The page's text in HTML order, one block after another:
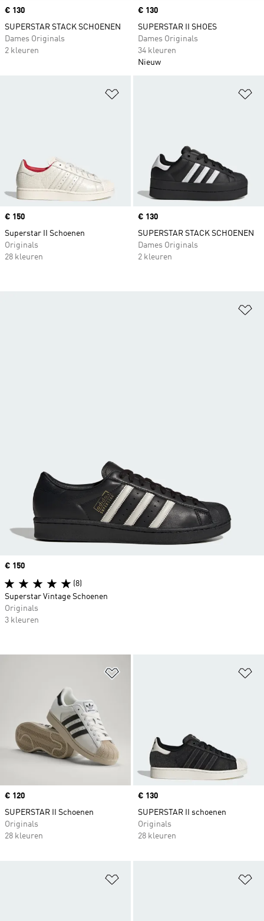
Price
€ 130
SUPERSTAR STACK SCHOENEN
Dames Originals
2 kleuren
Price
€ 130
SUPERSTAR II SHOES
Dames Originals
34 kleuren
Nieuw
Price
€ 150
Superstar II Schoenen
Originals
28 kleuren
Price
€ 130
SUPERSTAR STACK SCHOENEN
Dames Originals
2 kleuren
Price
€ 120
SUPERSTAR II Schoenen
Originals
28 kleuren
Price
€ 130
SUPERSTAR II schoenen
Originals
28 kleuren
Price
€ 150
(8)
Superstar Vintage Schoenen
Originals
3 kleuren